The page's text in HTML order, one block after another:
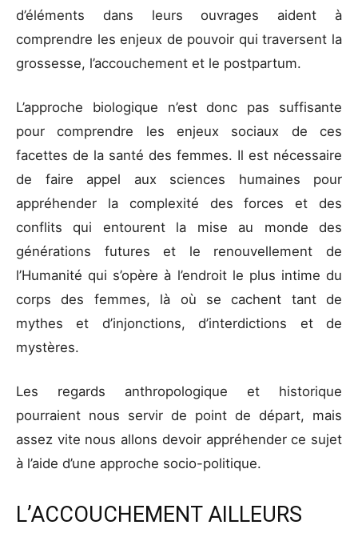
d’éléments dans leurs ouvrages aident à
comprendre les enjeux de pouvoir qui traversent la
grossesse, l’accouchement et le postpartum.
L’approche biologique n’est donc pas suffisante
pour comprendre les enjeux sociaux de ces
facettes de la santé des femmes. Il est nécessaire
de faire appel aux sciences humaines pour
appréhender la complexité des forces et des
conflits qui entourent la mise au monde des
générations futures et le renouvellement de
l’Humanité qui s’opère à l’endroit le plus intime du
corps des femmes, là où se cachent tant de
mythes et d’injonctions, d’interdictions et de
mystères.
Les regards anthropologique et historique
pourraient nous servir de point de départ, mais
assez vite nous allons devoir appréhender ce sujet
à l’aide d’une approche socio-politique.
L’ACCOUCHEMENT AILLEURS